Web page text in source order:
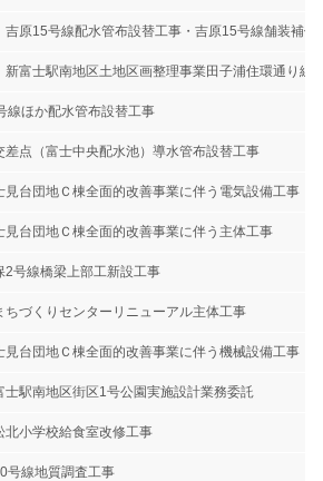
吉原15号線配水管布設替工事・吉原15号線舗装補修
新富士駅南地区土地区画整理事業田子浦住環通り
線ほか配水管布設替工事
差点（富士中央配水池）導水管布設替工事
見台団地Ｃ棟全面的改善事業に伴う電気設備工事
見台団地Ｃ棟全面的改善事業に伴う主体工事
2号線橋梁上部工新設工事
ちづくりセンターリニューアル主体工事
見台団地Ｃ棟全面的改善事業に伴う機械設備工事
士駅南地区街区1号公園実施設計業務委託
北小学校給食室改修工事
号線地質調査工事